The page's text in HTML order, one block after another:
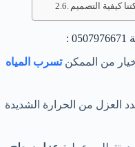
:
من الممكنتسرب المياه
العزل من الحرارة الشديدة